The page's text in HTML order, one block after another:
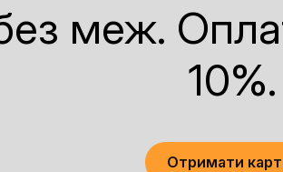
меж.
10%.
Отримати